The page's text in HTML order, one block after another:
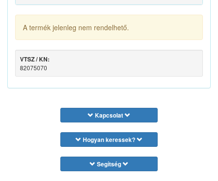
A termék jelenleg nem rendelhető.
VTSZ / KN:
82075070
Kapcsolat
Hogyan keressek?
Segítség